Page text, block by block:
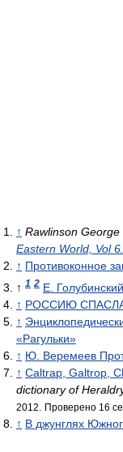
↑ Rawlinson George
Eastern World, Vol
↑ Противоконное
↑ 1 2 Е.
↑ РОССИЮ
↑
«Рагульки»
↑ Ю. Веремеев
↑ Caltrap, Galtrop,
dictionary of
2012.
Проверено 16
↑ В джунглях